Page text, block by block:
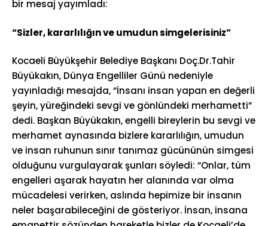
bir mesaj yayımladı:
“Sizler, kararlılığın ve umudun simgelerisiniz”
Kocaeli Büyükşehir Belediye Başkanı Doç.Dr.Tahir
Büyükakın, Dünya Engelliler Günü nedeniyle
yayınladığı mesajda, “İnsanı insan yapan en değerli
şeyin, yüreğindeki sevgi ve gönlündeki merhametti”
dedi. Başkan Büyükakın, engelli bireylerin bu sevgi ve
merhamet aynasında bizlere kararlılığın, umudun
ve insan ruhunun sınır tanımaz gücününün simgesi
olduğunu vurgulayarak şunları söyledi: “Onlar, tüm
engelleri aşarak hayatın her alanında var olma
mücadelesi verirken, aslında hepimize bir insanın
neler başarabileceğini de gösteriyor. İnsan, insana